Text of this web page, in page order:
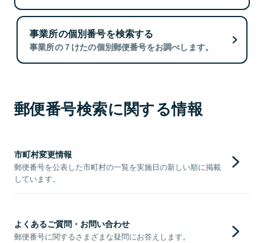
事業所の個別番号を検索する
事業所の７けたの個別郵便番号をお調べします。
郵便番号検索に関する情報
市町村変更情報
郵便番号を公表した市町村の一覧を実施日の新しい順に掲載
しています。
よくあるご質問・お問い合わせ
郵便番号に関するさまざまな疑問にお答えします。